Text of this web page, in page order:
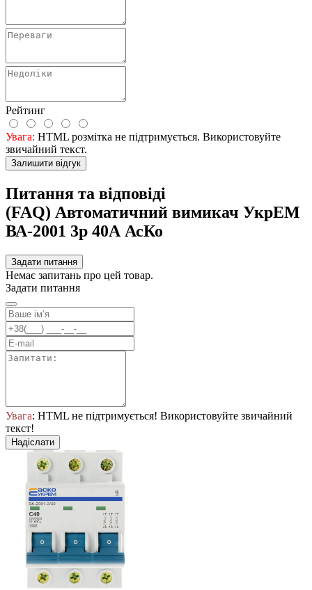
Рейтинг
Увага: HTML розмітка не підтримується. Використовуйте
звичайний текст.
Залишити відгук
Питання та відповіді
(FAQ) Автоматичний вимикач УкрЕМ
ВА-2001 3р 40А АсКо
Задати питання
Немає запитань про цей товар.
Задати питання
Увага: HTML не підтримується! Використовуйте звичайний
текст!
Надіслати